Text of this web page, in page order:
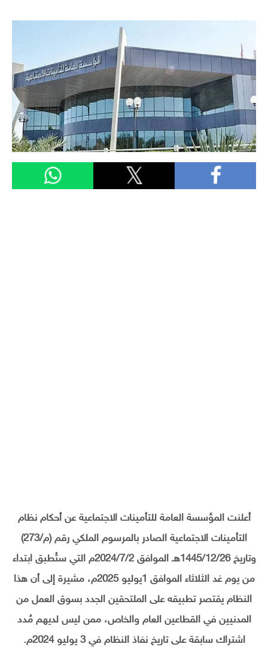
أعلنت المؤسسة العامة للتأمينات الاجتماعية عن أحكام نظام
التأمينات الاجتماعية الصادر بالمرسوم الملكي رقم (م/273)
وتاريخ 1445/12/26هـ الموافق 2024/7/2م التي ستُطبق ابتداء
من يوم غد الثلاثاء الموافق 1يوليو 2025م، مشيرة إلى أن هذا
النظام يقتصر تطبيقه على الملتحقين الجدد بسوق العمل من
المدنيين في القطاعين العام والخاص، ممن ليس لديهم مُدد
اشتراك سابقة على تاريخ نفاذ النظام في 3 يوليو 2024م.